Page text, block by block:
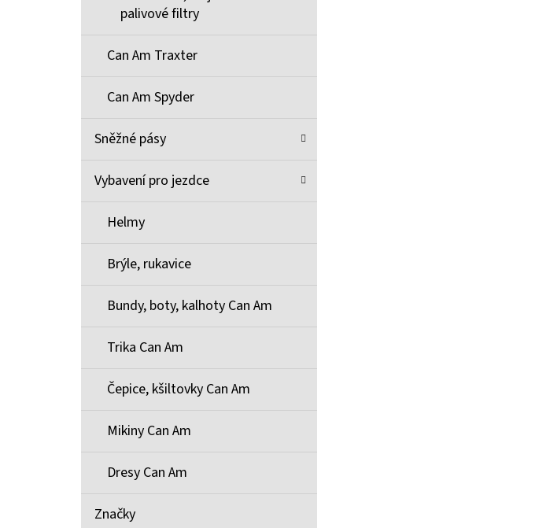
palivové filtry
Can Am Traxter
Can Am Spyder
Sněžné pásy
Vybavení pro jezdce
Helmy
Brýle, rukavice
Bundy, boty, kalhoty Can Am
Trika Can Am
Čepice, kšiltovky Can Am
Mikiny Can Am
Dresy Can Am
Značky